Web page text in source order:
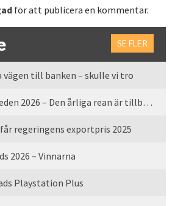
för att publicera en kommentar.
SE FLER
vägen till banken – skulle vi tro
Games Made in Sweden 2026 – Den årliga rean är tillbaka
regeringens exportpris 2025
2026 – Vinnarna
Playstation Plus